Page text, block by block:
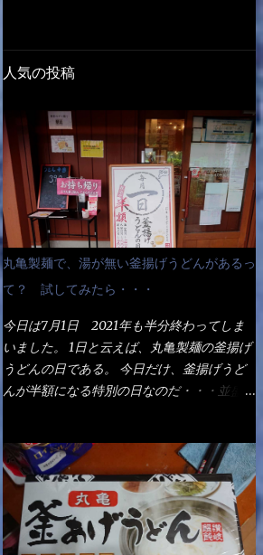
人気の投稿
丸亀製麺で、湯が無い釜揚げうどんがあるっ
て？ 試してみたら・・・
今日は7月1日 2021年も半分終わってしま
いました。 1日と云えば、丸亀製麺の釜揚げ
うどんの日である。 今日だけ、釜揚げうど
んが半額になる特別の日なのだ・・・並盛
いことが2つある！ 1つめは釜揚げうどんの
湯が無い注文が通るか？ 釜揚げうどんは、
木の桶に茹で湯と共に＜うどん＞が泳いでる
～ でもコレって食べきるまで湯に浸かって
いるわけで、最初と最後では麺の固さという